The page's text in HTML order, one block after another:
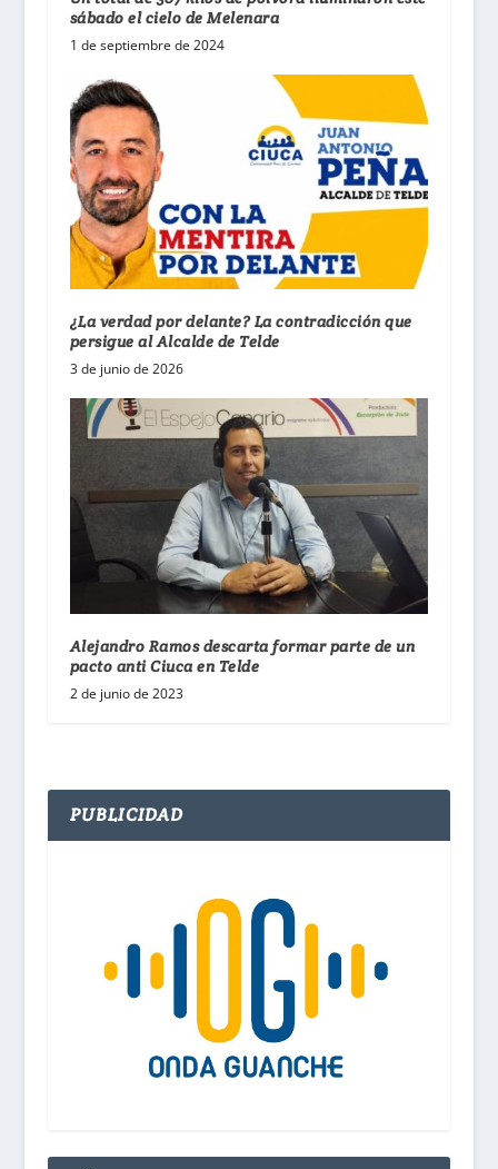
sábado el cielo de Melenara
1 de septiembre de 2024
¿La verdad por delante? La contradicción que
persigue al Alcalde de Telde
3 de junio de 2026
Alejandro Ramos descarta formar parte de un
pacto anti Ciuca en Telde
2 de junio de 2023
PUBLICIDAD